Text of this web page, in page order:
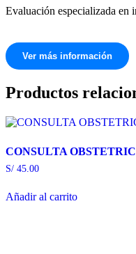
Evaluación especializada en
Ver más información
Productos
CONSULTA
S/ 45.00
Añadir al carrito